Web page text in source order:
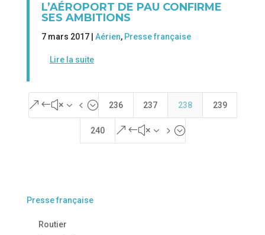
L’AÉROPORT DE PAU CONFIRME
SES AMBITIONS
7 mars 2017 | Aérien, Presse française
Lire la suite
&#x34; 236 237 238 239
240 &#x35;
Presse française
Routier